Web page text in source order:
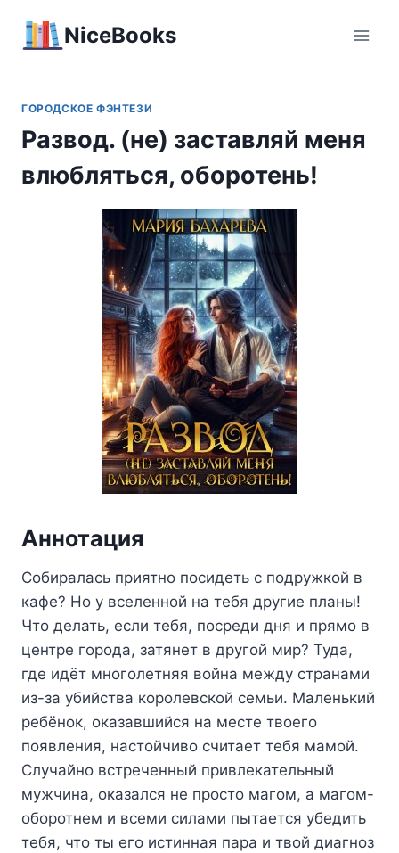
NiceBooks
ГОРОДСКОЕ ФЭНТЕЗИ
Развод. (не) заставляй меня
влюбляться, оборотень!
Аннотация
Собиралась приятно посидеть с подружкой в
кафе? Но у вселенной на тебя другие планы!
Что делать, если тебя, посреди дня и прямо в
центре города, затянет в другой мир? Туда,
где идёт многолетняя война между странами
из-за убийства королевской семьи. Маленький
ребёнок, оказавшийся на месте твоего
появления, настойчиво считает тебя мамой.
Случайно встреченный привлекательный
мужчина, оказался не просто магом, а магом-
оборотнем и всеми силами пытается убедить
тебя, что ты его истинная пара и твой диагноз